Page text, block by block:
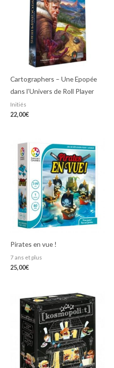
Cartographers – Une Epopée
dans l’Univers de Roll Player
Initiés
22,00€
Pirates en vue !
7 ans et plus
25,00€